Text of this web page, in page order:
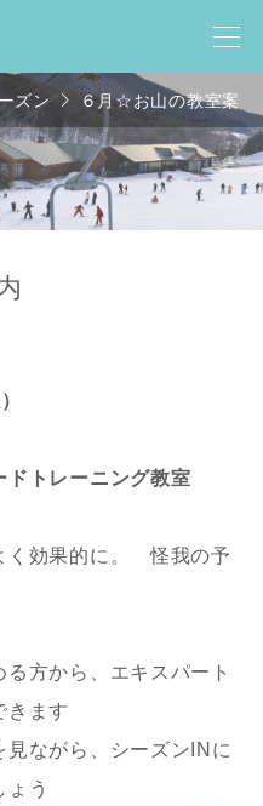
ズン  ６月☆お山の教室案内
トレーニング教室
く効果的に。 怪我の予
方から、エキスパート
きます
ながら、シーズンINに
ょう